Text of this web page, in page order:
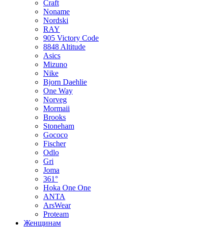
Craft
Noname
Nordski
RAY
905 Victory Code
8848 Altitude
Asics
Mizuno
Nike
Bjorn Daehlie
One Way
Norveg
Mormaii
Brooks
Stoneham
Gococo
Fischer
Odlo
Gri
Joma
361°
Hoka One One
ANTA
ArsWear
Proteam
Женщинам